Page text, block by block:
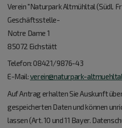
Verein "Naturpark Altmühltal (Südl.
Geschäftsstelle-
Notre Dame 1
85072 Eichstätt
Telefon: 08421/9876-43
E-Mail:verein@naturpark-
Auf Antrag erhalten Sie Auskunft
gespeicherten Daten und können
lassen (Art. 10 und 11 Bayer.